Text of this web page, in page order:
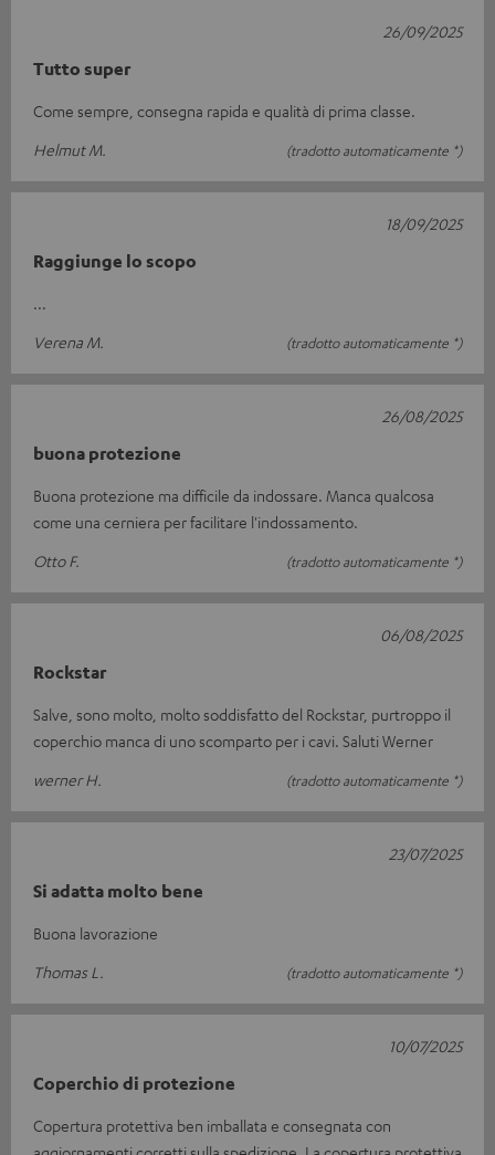
Tutto super
Come sempre, consegna rapida e qualità di prima classe.
Helmut M.
(tradotto automaticamente *)
26/09/2025
Raggiunge lo scopo
...
Verena M.
(tradotto automaticamente *)
18/09/2025
buona protezione
Buona protezione ma difficile da indossare. Manca qualcosa
come una cerniera per facilitare l'indossamento.
Otto F.
(tradotto automaticamente *)
26/08/2025
Rockstar
Salve, sono molto, molto soddisfatto del Rockstar, purtroppo il
coperchio manca di uno scomparto per i cavi. Saluti Werner
werner H.
(tradotto automaticamente *)
06/08/2025
Si adatta molto bene
Buona lavorazione
Thomas L.
(tradotto automaticamente *)
23/07/2025
Coperchio di protezione
Copertura protettiva ben imballata e consegnata con
10/07/2025